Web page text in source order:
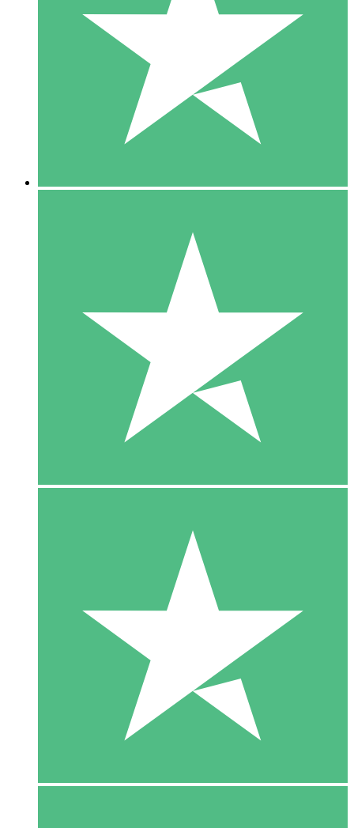
Zahlen Sie nach Bedarf mit Download-Credits. Keine
monatliche Verpflichtung erforderlich.
10 00
10 Downloads
20 00